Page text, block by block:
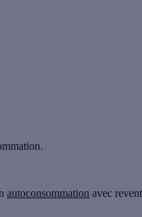
.
autoconsommation avec